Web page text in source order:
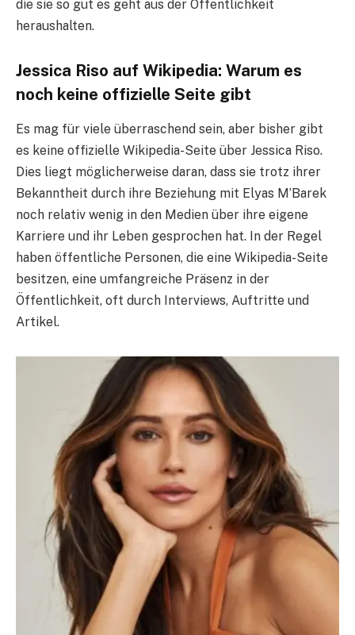
die sie so gut es geht aus der Öffentlichkeit
heraushalten.
Jessica Riso auf Wikipedia: Warum es
noch keine offizielle Seite gibt
Es mag für viele überraschend sein, aber bisher gibt
es keine offizielle Wikipedia-Seite über Jessica Riso.
Dies liegt möglicherweise daran, dass sie trotz ihrer
Bekanntheit durch ihre Beziehung mit Elyas M’Barek
noch relativ wenig in den Medien über ihre eigene
Karriere und ihr Leben gesprochen hat. In der Regel
haben öffentliche Personen, die eine Wikipedia-Seite
besitzen, eine umfangreiche Präsenz in der
Öffentlichkeit, oft durch Interviews, Auftritte und
Artikel.